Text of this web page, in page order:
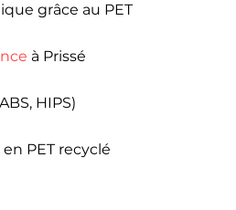
grâce au PET
à Prissé
HIPS)
PET recyclé